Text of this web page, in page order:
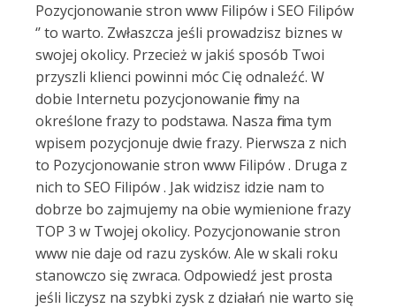
Pozycjonowanie stron www Filipów i SEO Filipów
‘’ to warto. Zwłaszcza jeśli prowadzisz biznes w
swojej okolicy. Przecież w jakiś sposób Twoi
przyszli klienci powinni móc Cię odnaleźć. W
dobie Internetu pozycjonowanie firmy na
określone frazy to podstawa. Nasza firma tym
wpisem pozycjonuje dwie frazy. Pierwsza z nich
to Pozycjonowanie stron www Filipów . Druga z
nich to SEO Filipów . Jak widzisz idzie nam to
dobrze bo zajmujemy na obie wymienione frazy
TOP 3 w Twojej okolicy. Pozycjonowanie stron
www nie daje od razu zysków. Ale w skali roku
stanowczo się zwraca. Odpowiedź jest prosta
jeśli liczysz na szybki zysk z działań nie warto się